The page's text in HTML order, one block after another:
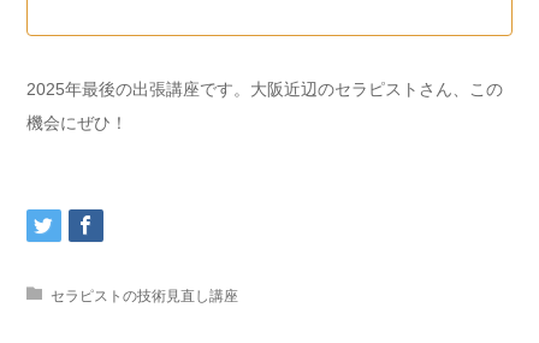
2025年最後の出張講座です。大阪近辺のセラピストさん、この
機会にぜひ！
セラピストの技術見直し講座